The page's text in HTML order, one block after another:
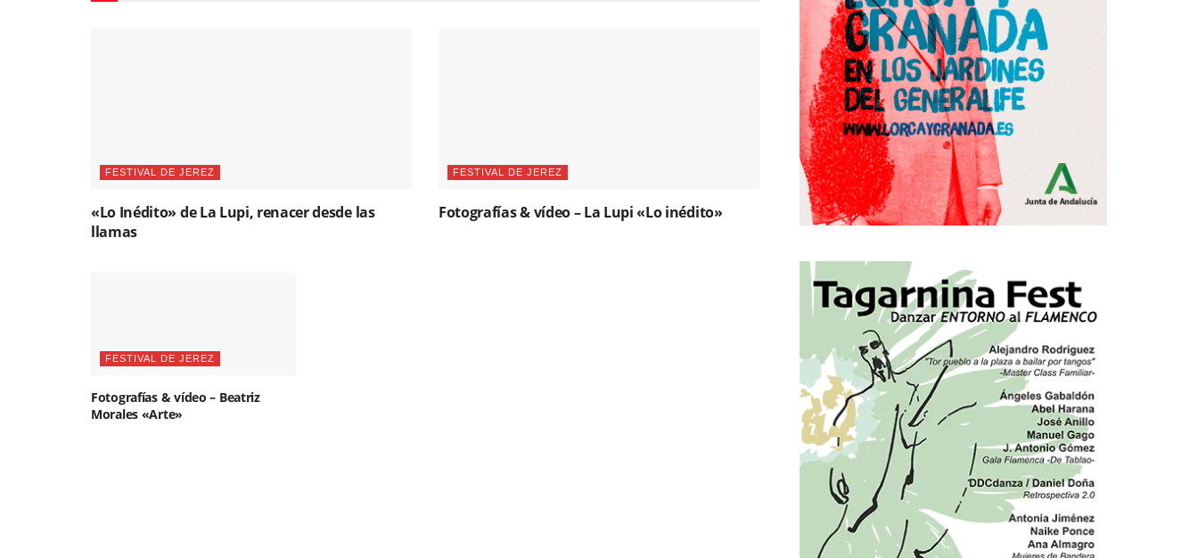
FESTIVAL DE JEREZ
«Lo Inédito» de La Lupi, renacer desde las
llamas
FESTIVAL DE JEREZ
Fotografías & vídeo – La Lupi «Lo inédito»
FESTIVAL DE JEREZ
Fotografías & vídeo – Beatriz
Morales «Arte»